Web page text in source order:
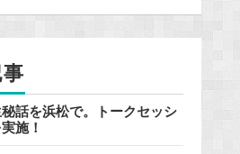
秘話を浜松で。トークセッシ
施！